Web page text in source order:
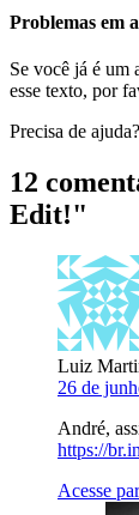
Problemas em
Se você já é um
esse texto, por
Precisa de ajuda?
12
Edit!"
Luiz
26 de
André,
https://
Acesse